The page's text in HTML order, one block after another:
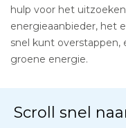
hulp voor het
energieaanbieder, het
snel kunt
groene energie.
Scroll snel